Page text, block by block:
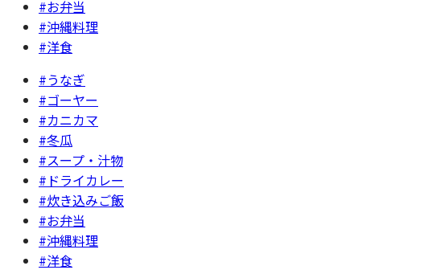
#お弁当
#沖縄料理
#洋食
#うなぎ
#ゴーヤー
#カニカマ
#冬瓜
#スープ・汁物
#ドライカレー
#炊き込みご飯
#お弁当
#沖縄料理
#洋食